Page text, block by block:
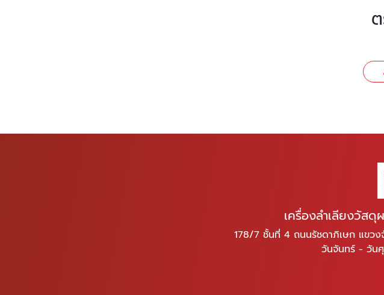
เครื่องลำเลียงวัส
178/7 ชั้นที่ 4 ถนนรัชดาภิเษก แขว
วันจันทร์ - วัน